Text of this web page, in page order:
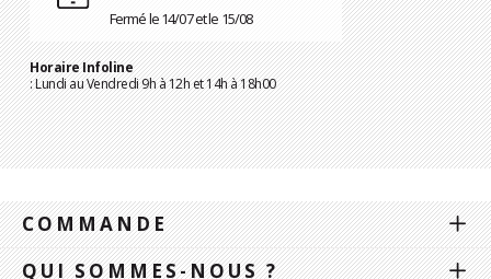
Fermé le 14/07 et le 15/08
Horaire Infoline
: Lundi au Vendredi 9h à 12h et 14h à 18h00
COMMANDE
QUI SOMMES-NOUS ?